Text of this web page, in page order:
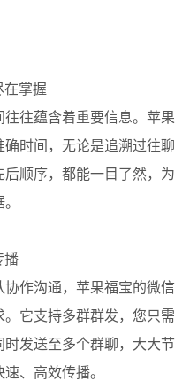
在掌握
往蕴含着重要信息。苹果
时间，无论是追溯过往聊
顺序，都能一目了然，为
播
作沟通，苹果福宝的微信
它支持多群群发，您只需
发送至多个群聊，大大节
、高效传播。